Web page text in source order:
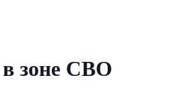
зоне СВО